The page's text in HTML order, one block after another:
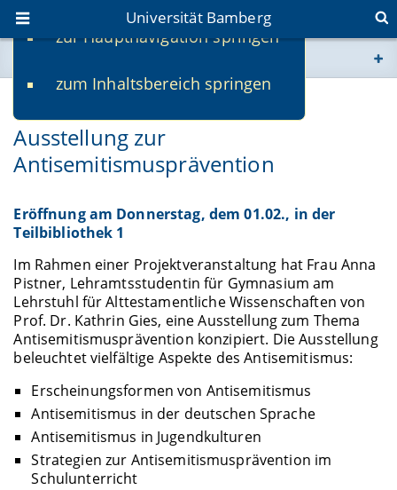
zur Hauptnavigation springen
zum Inhaltsbereich springen
Universität Bamberg
www.uni-bamberg.de
univis.uni-bamberg.de
Ausstellung zur
Antisemitismusprävention
Eröffnung am Donnerstag, dem 01.02., in der
Teilbibliothek 1
Im Rahmen einer Projektveranstaltung hat Frau Anna
Pistner, Lehramtsstudentin für Gymnasium am
Lehrstuhl für Alttestamentliche Wissenschaften von
Prof. Dr. Kathrin Gies, eine Ausstellung zum Thema
Antisemitismusprävention konzipiert. Die Ausstellung
beleuchtet vielfältige Aspekte des Antisemitismus:
Erscheinungsformen von Antisemitismus
Antisemitismus in der deutschen Sprache
Antisemitismus in Jugendkulturen
Strategien zur Antisemitismusprävention im
Schulunterricht